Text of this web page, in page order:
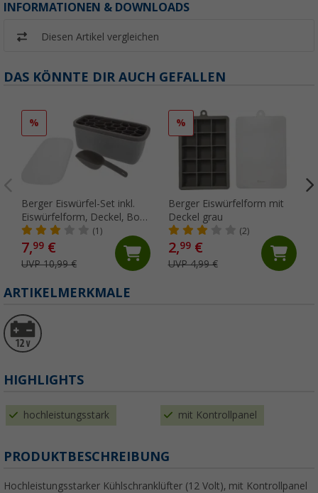
INFORMATIONEN & DOWNLOADS
Diesen Artikel vergleichen
DAS KÖNNTE DIR AUCH GEFALLEN
%
Berger Eiswürfel-Set inkl.
Eiswürfelform, Deckel, Box
und Eisschaufel grau
(1)
7,99 €
UVP 10,99 €
%
Berger Eiswürfelform mit
Deckel grau
(2)
2,99€
UVP 4,99 €
ARTIKELMERKMALE
HIGHLIGHTS
hochleistungsstark mit Kontrollpanel
PRODUKTBESCHREIBUNG
Hochleistungsstarker Kühlschranklüfter (12 Volt), mit Kontrollpanel